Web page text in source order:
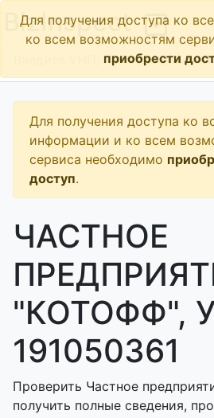
BizInspect
Для получения доступа ко
ко всем возможностям
приобрести
Для получения доступа ко
информации и ко всем
сервиса необходимо
доступ.
ЧАСТНОЕ
"КОТОФФ",
191050361
Проверить Частное
получить полные сведения,